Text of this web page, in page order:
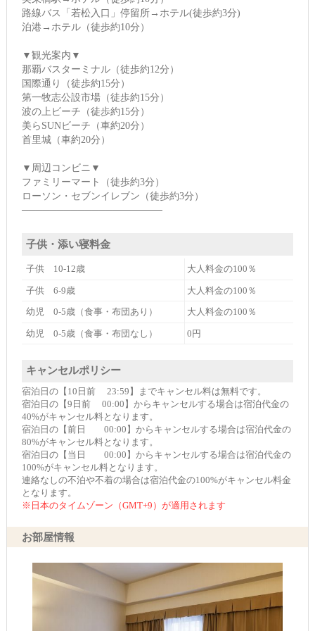
路線バス「若松入口」停留所→ホテル(徒歩約3分)
泊港→ホテル（徒歩約10分）
▼観光案内▼
那覇バスターミナル（徒歩約12分）
国際通り（徒歩約15分）
第一牧志公設市場（徒歩約15分）
波の上ビーチ（徒歩約15分）
美らSUNビーチ（車約20分）
首里城（車約20分）
▼周辺コンビニ▼
ファミリーマート（徒歩約3分）
ローソン・セブンイレブン（徒歩約3分）
────────────────────
子供・添い寝料金
子供 10-12歳 大人料金の100％
子供 6-9歳 大人料金の100％
幼児 0-5歳（食事・布団あり） 大人料金の100％
幼児 0-5歳（食事・布団なし） 0円
キャンセルポリシー
宿泊日の【10日前 23:59】までキャンセル料は無料です。
宿泊日の【9日前 00:00】からキャンセルする場合は宿泊代金の
40%がキャンセル料となります。
宿泊日の【前日 00:00】からキャンセルする場合は宿泊代金の
80%がキャンセル料となります。
宿泊日の【当日 00:00】からキャンセルする場合は宿泊代金の
100%がキャンセル料となります。
連絡なしの不泊や不着の場合は宿泊代金の100%がキャンセル料金
となります。
※日本のタイムゾーン（GMT+9）が適用されます
お部屋情報